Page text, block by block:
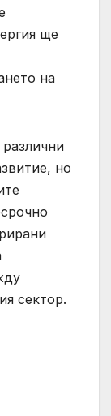
ще
на
но
сектор.